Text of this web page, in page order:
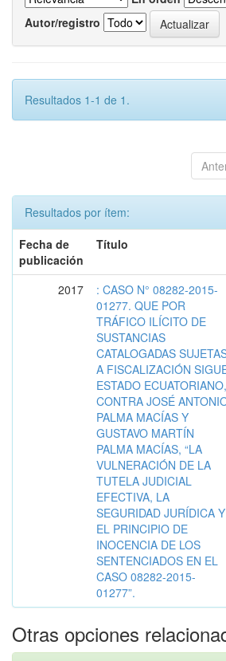
Autor/registro
Resultados 1-1 de 1.
Resultados por ítem:
Fecha de
publicación
Título
2017
: CASO N° 08282-2015-
01277. QUE POR
TRÁFICO ILÍCITO DE
SUSTANCIAS
CATALOGADAS
A FISCALIZACIÓN
ESTADO ECUATORIANO,
CONTRA JOSÉ
PALMA MACÍAS Y
GUSTAVO MARTÍN
PALMA MACÍAS, “LA
VULNERACIÓN DE LA
TUTELA JUDICIAL
EFECTIVA, LA
SEGURIDAD JURÍDICA Y
EL PRINCIPIO DE
INOCENCIA DE LOS
SENTENCIADOS EN EL
CASO 08282-2015-
01277”.
Otras opciones